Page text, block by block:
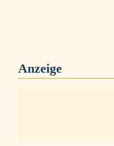
Anzeige